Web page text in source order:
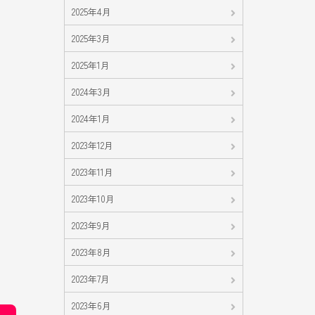
2025年4月
2025年3月
2025年1月
2024年3月
2024年1月
2023年12月
2023年11月
2023年10月
2023年9月
2023年8月
2023年7月
2023年6月